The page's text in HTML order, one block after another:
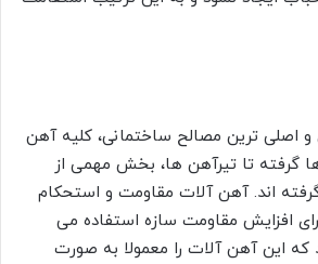
و اصلی ترین مصالح ساختمانی، کلیه آهن
گرفته تا تیرآهن ها، بخش مهمی از
اند. آهن آلات مقاومت و استحکام
برای افزایش مقاومت سازه استفاده می
که این آهن آلات را معمولا به صورت